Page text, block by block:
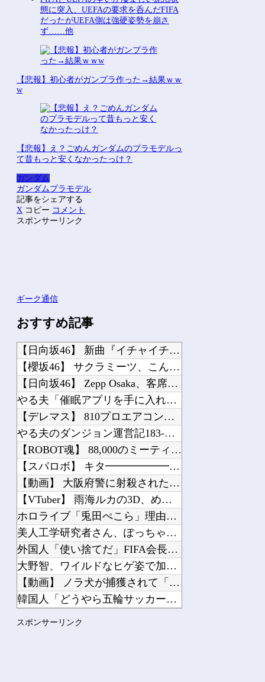
態に突入、UEFAの要求を呑んだFIFA
だったがUEFA側は強硬姿勢を崩さ
ず……他
【悲報】初心者がガンプラ作った→結果ｗｗ
w
【悲報】え？ごめんガンダムのプラモデルっ
て昔もっと安くなかったっけ？
ガンダム
ガンダムプラモデル
記事をシェアする
X コピー コメント
スポンサーリンク
ギーク通信
おすすめ記事
【日向坂46】 新曲『イチャイチャ虫』←センターは・・・【18thシングル】
【櫻坂46】 サクラミーツ、こんなぎ加入である変化が...【公開収録レポ】
【日向坂46】 Zepp Osaka、客席が想像以上にヤバい…
やる夫「催眠アプリを手に入れたんだけど……これ必要だった？」 第29話
【デレマス】 810プロエアコン騒動【ぷちかれシリーズ】
やる夫のダンジョン運営記183-雑談所ネタ118 懺悔小ネタ「創刻のファイアホイ...
【ROBOT魂】 88,000のミーティアが二次も即完売なの大人気すぎる…
【スパロボ】 キタ━━━━━━(゜∀゜)━━━━━━ !!!!!
【動画】 大阪府警に射殺されたオッサン、めちゃめちゃ苦しそうに死ぬ
【VTuber】 雨海ルカの3D、めっちゃデカいし揺れもすごい
ホロライブ「兎田ぺこら」理由は忙しいから中止あり得た「ホロ夏アモアス」野うさぎか...
美人工学研究者さん、ぽっちゃりボディが限界突破してしまう
外国人「使い捨てだ」FIFA会長、辞任危機でトランプ政権に泣き付くも無視されて海...
大野智、ワイルドなヒゲ姿で加藤シゲアキのインスタに降臨！本人以外のSNSでは初？...
【動画】 ノラ犬が捕獲されて「最悪の結末」が脳裏をよぎり鳴き叫ぶ様子…!!
韓国人「どうやら五輪サッカー日韓戦でも審判の接待があった模様…」→「メダル剥奪な...
スポンサーリンク